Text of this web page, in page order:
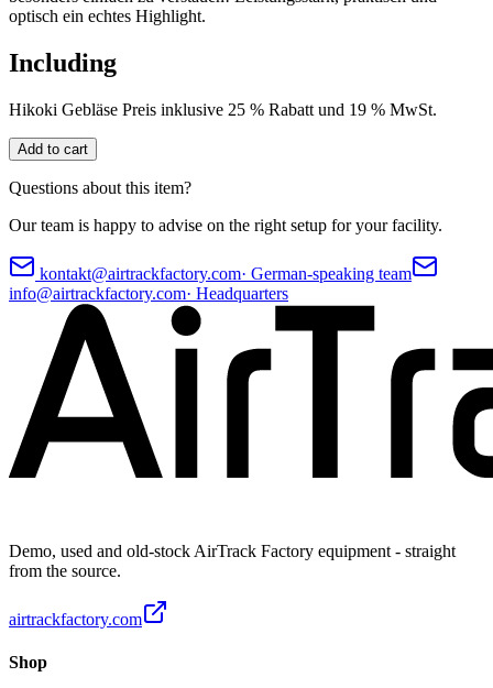
optisch ein echtes Highlight.
Including
Hikoki Gebläse Preis inklusive 25 % Rabatt und 19 % MwSt.
Add to cart
Questions about this item?
Our team is happy to advise on the right setup for your facility.
kontakt@airtrackfactory.com· German-speaking team
info@airtrackfactory.com· Headquarters
Demo, used and old-stock AirTrack Factory equipment - straight
from the source.
airtrackfactory.com
Shop